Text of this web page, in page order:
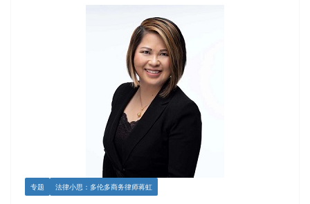
专题 法律小思：多伦多商务律师蒋虹